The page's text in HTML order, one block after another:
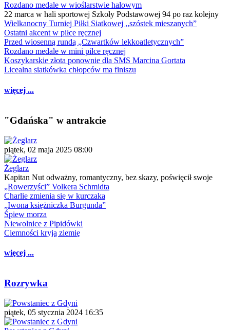
Rozdano medale w wioślarstwie halowym
22 marca w hali sportowej Szkoły Podstawowej 94 po raz kolejny
Wielkanocny Turniej Piłki Siatkowej ,,szóstek mieszanych”
Ostatni akcent w piłce ręcznej
Przed wiosenną rundą „Czwartków lekkoatletycznych”
Rozdano medale w mini piłce ręcznej
Koszykarskie złota ponownie dla SMS Marcina Gortata
Licealna siatkówka chłopców ma finiszu
więcej ...
"Gdańska" w antrakcie
piątek, 02 maja 2025 08:00
Żeglarz
Kapitan Nut odważny, romantyczny, bez skazy, poświęcił swoje
„Rowerzyści” Volkera Schmidta
Charlie zmienia się w kurczaka
„Iwona księżniczka Burgunda”
Śpiew morza
Niewolnice z Pipidówki
Ciemności kryją ziemię
więcej ...
Rozrywka
piątek, 05 stycznia 2024 16:35